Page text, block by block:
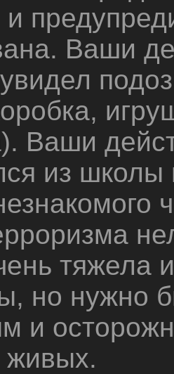
и
Ваши
Ваши
из школы
тяжела
но нужно
и
живых.